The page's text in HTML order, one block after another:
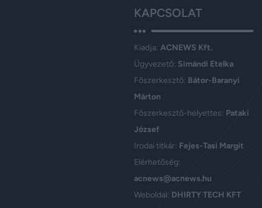
KAPCSOLAT
Kiadja: ACNEWS Kft.
Ügyvezető: Simándi Etelka
Főszerkesztő: Bátor-Baranyi
Márton
Főszerkesztő-helyettes: Pataki
József
Irodai titkár: Fejes-Tasi Margit
Elérhetőség:
acnews@acnews.hu
Weboldal: DHIRTY TECH KFT